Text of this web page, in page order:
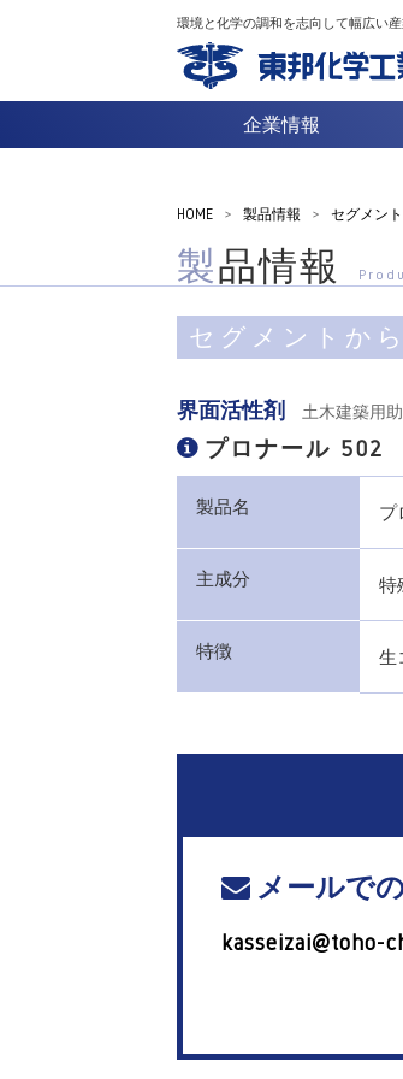
環境と化学の調和を志向して幅広い
企業情報
HOME > 製品情報 > セグメン
製品情報
セグメントか
界面活性剤 土木建築用助
プロナール 502
製品名 プ
主成分 特
特徴 生
メールで
kasseizai@toho-